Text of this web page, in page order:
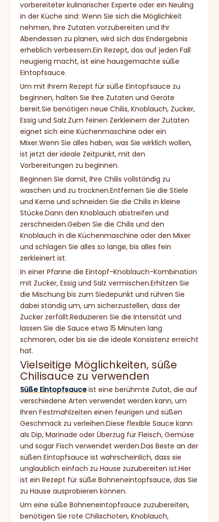
vorbereiteter kulinarischer Experte oder ein Neuling
in der Küche sind: Wenn Sie sich die Möglichkeit
nehmen, Ihre Zutaten vorzubereiten und Ihr
Abendessen zu planen, wird sich das Endergebnis
erheblich verbessern.Ein Rezept, das auf jeden Fall
neugierig macht, ist eine hausgemachte süße
Eintopfsauce.
Um mit Ihrem Rezept für süße Eintopfsauce zu
beginnen, halten Sie Ihre Zutaten und Geräte
bereit.Sie benötigen neue Chilis, Knoblauch, Zucker,
Essig und Salz.Zum feinen Zerkleinern der Zutaten
eignet sich eine Küchenmaschine oder ein
Mixer.Wenn Sie alles haben, was Sie wirklich wollen,
ist jetzt der ideale Zeitpunkt, mit den
Vorbereitungen zu beginnen.
Beginnen Sie damit, Ihre Chilis vollständig zu
waschen und zu trocknen.Entfernen Sie die Stiele
und Kerne und schneiden Sie die Chilis in kleine
Stücke.Dann den Knoblauch abstreifen und
zerschneiden.Geben Sie die Chilis und den
Knoblauch in die Küchenmaschine oder den Mixer
und schlagen Sie alles so lange, bis alles fein
zerkleinert ist.
In einer Pfanne die Eintopf-Knoblauch-Kombination
mit Zucker, Essig und Salz vermischen.Erhitzen Sie
die Mischung bis zum Siedepunkt und rühren Sie
dabei ständig um, um sicherzustellen, dass der
Zucker zerfällt.Reduzieren Sie die Intensität und
lassen Sie die Sauce etwa 15 Minuten lang
schmoren, oder bis sie die ideale Konsistenz erreicht
hat.
Vielseitige Möglichkeiten, süße
Chilisauce zu verwenden
Süße Eintopfsauceist eine berühmte Zutat, die auf
verschiedene Arten verwendet werden kann, um
Ihren Festmahlzeiten einen feurigen und süßen
Geschmack zu verleihen.Diese flexible Sauce kann
als Dip, Marinade oder Überzug für Fleisch, Gemüse
und sogar Fisch verwendet werden.Das Beste an der
süßen Eintopfsauce ist wahrscheinlich, dass sie
unglaublich einfach zu Hause zuzubereiten ist.Hier
ist ein Rezept für süße Bohneneintopfsauce, das Sie
zu Hause ausprobieren können.
Um eine süße Bohneneintopfsauce zuzubereiten,
benötigen Sie rote Chilischoten, Knoblauch,